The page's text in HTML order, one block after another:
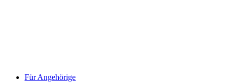
Für Angehörige